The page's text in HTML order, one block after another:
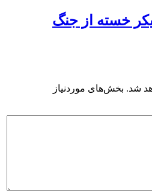
خسته‌ از جنگ
شد. بخش‌های موردنیاز